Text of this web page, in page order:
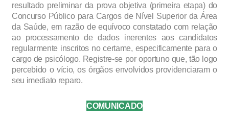
resultado preliminar da prova objetiva (primeira etapa) do
Concurso Público para Cargos de Nível Superior da Área
da Saúde, em razão de equívoco constatado com relação
ao processamento de dados inerentes aos candidatos
regularmente inscritos no certame, especificamente para o
cargo de psicólogo. Registre-se por oportuno que, tão logo
percebido o vício, os órgãos envolvidos providenciaram o
seu imediato reparo.
COMUNICADO